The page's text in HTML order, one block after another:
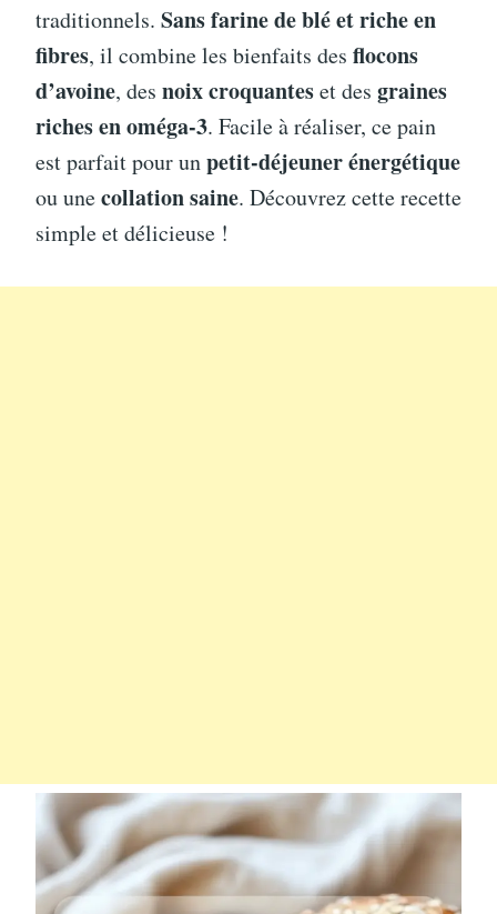
traditionnels. Sans farine de blé et riche en
fibres, il combine les bienfaits des flocons
d’avoine, des noix croquanteset des graines
riches en oméga-3. Facile à réaliser, ce pain
est parfait pour unpetit-déjeuner énergétique
ou unecollation saine. Découvrez cette recette
simple et délicieuse !